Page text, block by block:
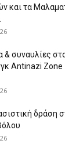
και τα
& συναυλίες
Antinazi Zone
δράση